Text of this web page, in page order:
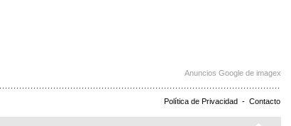
Anuncios Google de imagex
Política de Privacidad - Contacto